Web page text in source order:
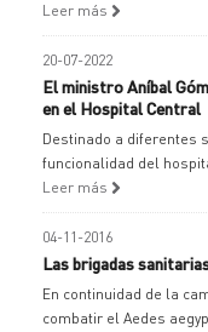
Leer más
20-07-2022
El ministro Aníbal
en el Hospital Central
Destinado a diferentes
funcionalidad del
Leer más
04-11-2016
Las brigadas
En continuidad de la
combatir el Aedes